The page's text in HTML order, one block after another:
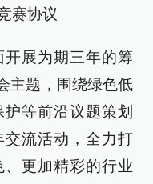
赛协议
展为期三年的筹
主题，围绕绿色低
等前沿议题策划
交流活动，全力打
更加精彩的行业